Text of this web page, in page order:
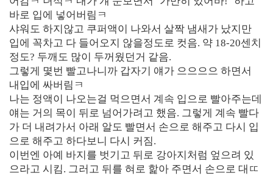
바로 입에 넣어버림ㅋ
샤워도 하지않고 쿠퍼액이 나와서 살짝 냄새가 났지만
입에 꼭차고 다 들어오지 않을정도로 컷음. 약 18-20센치
정도? 두깨도 많이 두꺼웠던거 같음.
그렇게 몇번 빨고나니까 갑자기 얘가 으으으으 하면서
내입에 싸버림ㅋ
나는 정액이 나오는걸 먹으면서 계속 입으로 빨아주는데
얘는 거의 목이 뒤로 넘어가려고 했음. 그렇게 계속 빨다
가 더 내려가서 아래 알도 빨면서 손으로 해주고 다시 입
으로 해주고 하다보니 다시 커짐.
이번엔 아예 바지를 벗기고 뒤로 강아지처럼 엎으려 있
으라고 시킴. 그러고 뒤를 혀로 핥아 주면서 손으로 대ㄸ